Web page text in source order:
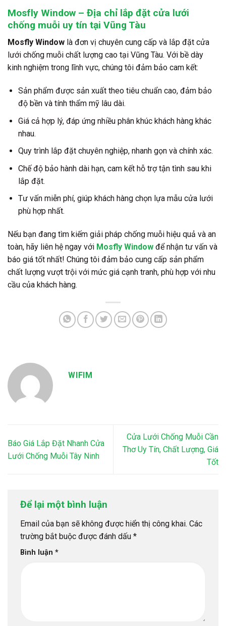
Mosfly Window – Địa chỉ lắp đặt cửa lưới
chống muỗi uy tín tại Vũng Tàu
Mosfly Window là đơn vị chuyên cung cấp và lắp đặt cửa
lưới chống muỗi chất lượng cao tại Vũng Tàu. Với bề dày
kinh nghiệm trong lĩnh vực, chúng tôi đảm bảo cam kết:
Sản phẩm được sản xuất theo tiêu chuẩn cao, đảm bảo
độ bền và tính thẩm mỹ lâu dài.
Giá cả hợp lý, đáp ứng nhiều phân khúc khách hàng khác
nhau.
Quy trình lắp đặt chuyên nghiệp, nhanh gọn và chính xác.
Chế độ bảo hành dài hạn, cam kết hỗ trợ tận tình sau khi
lắp đặt.
Tư vấn miễn phí, giúp khách hàng chọn lựa mẫu cửa lưới
phù hợp nhất.
Nếu bạn đang tìm kiếm giải pháp chống muỗi hiệu quả và an
toàn, hãy liên hệ ngay với Mosfly Window để nhận tư vấn và
báo giá tốt nhất! Chúng tôi đảm bảo cung cấp sản phẩm
chất lượng vượt trội với mức giá cạnh tranh, phù hợp với nhu
cầu của khách hàng.
WIFIM
Báo Giá Lắp Đặt Nhanh Cửa
Lưới Chống Muỗi Tây Ninh
Cửa Lưới Chống Muỗi Cần
Thơ Uy Tín, Chất Lượng, Giá
Tốt
Để lại một bình luận
Email của bạn sẽ không được hiển thị công khai. Các
trường bắt buộc được đánh dấu *
Bình luận *